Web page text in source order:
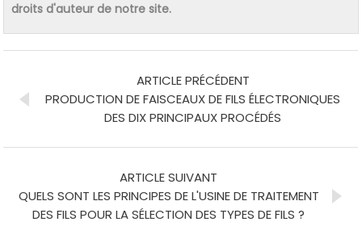
droits d'auteur de notre site.
ARTICLE PRÉCÉDENT
PRODUCTION DE FAISCEAUX DE FILS ÉLECTRONIQUES
DES DIX PRINCIPAUX PROCÉDÉS
ARTICLE SUIVANT
QUELS SONT LES PRINCIPES DE L'USINE DE TRAITEMENT
DES FILS POUR LA SÉLECTION DES TYPES DE FILS ?